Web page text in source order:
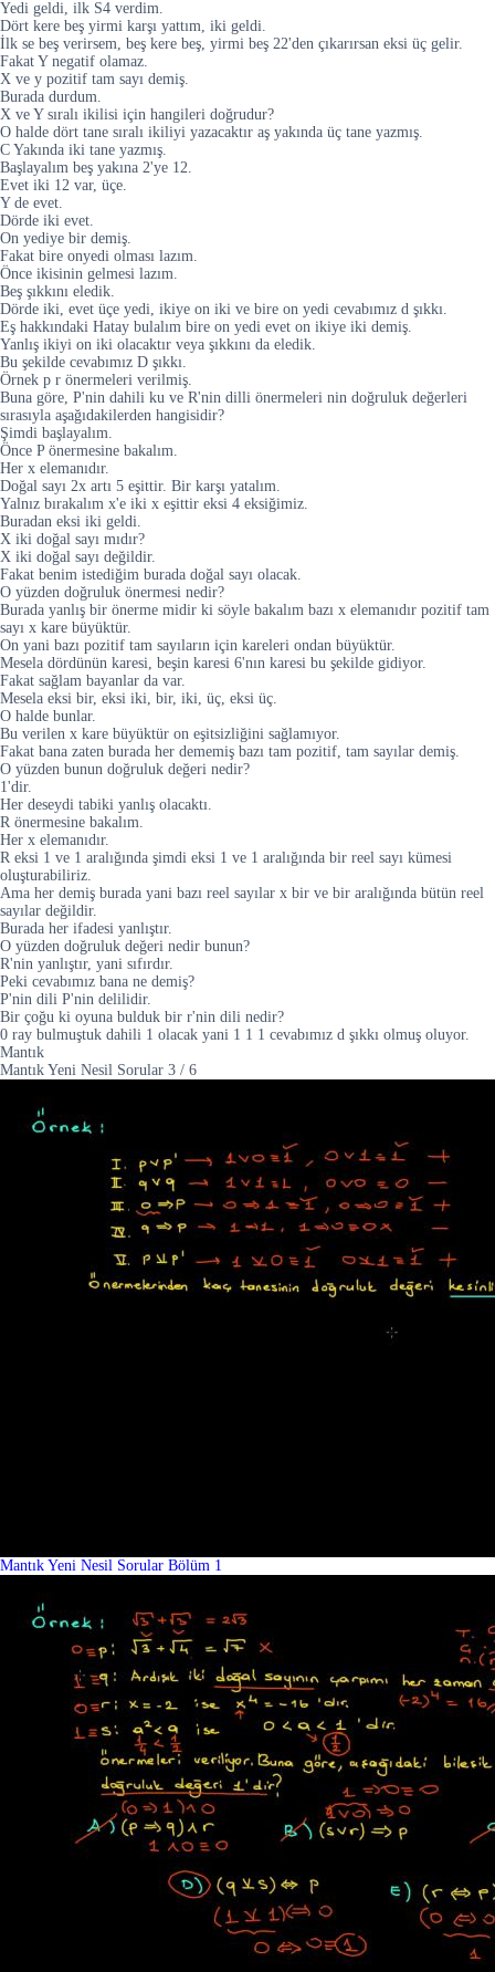
Yedi geldi, ilk S4 verdim.
Dört kere beş yirmi karşı yattım, iki geldi.
İlk se beş verirsem, beş kere beş, yirmi beş 22'den çıkarırsan eksi üç gelir.
Fakat Y negatif olamaz.
X ve y pozitif tam sayı demiş.
Burada durdum.
X ve Y sıralı ikilisi için hangileri doğrudur?
O halde dört tane sıralı ikiliyi yazacaktır aş yakında üç tane yazmış.
C Yakında iki tane yazmış.
Başlayalım beş yakına 2'ye 12.
Evet iki 12 var, üçe.
Y de evet.
Dörde iki evet.
On yediye bir demiş.
Fakat bire onyedi olması lazım.
Önce ikisinin gelmesi lazım.
Beş şıkkını eledik.
Dörde iki, evet üçe yedi, ikiye on iki ve bire on yedi cevabımız d şıkkı.
Eş hakkındaki Hatay bulalım bire on yedi evet on ikiye iki demiş.
Yanlış ikiyi on iki olacaktır veya şıkkını da eledik.
Bu şekilde cevabımız D şıkkı.
Örnek p r önermeleri verilmiş.
Buna göre, P'nin dahili ku ve R'nin dilli önermeleri nin doğruluk değerleri
sırasıyla aşağıdakilerden hangisidir?
Şimdi başlayalım.
Önce P önermesine bakalım.
Her x elemanıdır.
Doğal sayı 2x artı 5 eşittir. Bir karşı yatalım.
Yalnız bırakalım x'e iki x eşittir eksi 4 eksiğimiz.
Buradan eksi iki geldi.
X iki doğal sayı mıdır?
X iki doğal sayı değildir.
Fakat benim istediğim burada doğal sayı olacak.
O yüzden doğruluk önermesi nedir?
Burada yanlış bir önerme midir ki söyle bakalım bazı x elemanıdır pozitif tam
sayı x kare büyüktür.
On yani bazı pozitif tam sayıların için kareleri ondan büyüktür.
Mesela dördünün karesi, beşin karesi 6'nın karesi bu şekilde gidiyor.
Fakat sağlam bayanlar da var.
Mesela eksi bir, eksi iki, bir, iki, üç, eksi üç.
O halde bunlar.
Bu verilen x kare büyüktür on eşitsizliğini sağlamıyor.
Fakat bana zaten burada her dememiş bazı tam pozitif, tam sayılar demiş.
O yüzden bunun doğruluk değeri nedir?
1'dir.
Her deseydi tabiki yanlış olacaktı.
R önermesine bakalım.
Her x elemanıdır.
R eksi 1 ve 1 aralığında şimdi eksi 1 ve 1 aralığında bir reel sayı kümesi
oluşturabiliriz.
Ama her demiş burada yani bazı reel sayılar x bir ve bir aralığında bütün reel
sayılar değildir.
Burada her ifadesi yanlıştır.
O yüzden doğruluk değeri nedir bunun?
R'nin yanlıştır, yani sıfırdır.
Peki cevabımız bana ne demiş?
P'nin dili P'nin delilidir.
Bir çoğu ki oyuna bulduk bir r'nin dili nedir?
0 ray bulmuştuk dahili 1 olacak yani 1 1 1 cevabımız d şıkkı olmuş oluyor.
Mantık
Mantık Yeni Nesil Sorular 3 / 6
Mantık Yeni Nesil Sorular Bölüm 1